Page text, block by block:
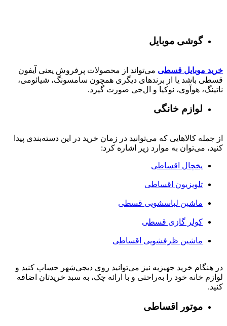
گوشی موبایل
خرید موبایل قسطی می‌تواند از محصولات پرفروش یعنی آیفون
قسطی باشد یا از برندهای دیگری همچون سامسونگ، شیائومی،
ناتینگ، هوآوی، نوکیا و ال‌جی صورت گیرد.
لوازم خانگی
از جمله کالاهایی که می‌توانید در زمان خرید در این دسته‌بندی پیدا
کنید، می‌توان به موارد زیر اشاره کرد:
یخچال اقساطی
تلویزیون اقساطی
ماشین لباسشویی قسطی
کولر گازی قسطی
ماشین ظرفشویی اقساطی
در هنگام خرید جهیزیه نیز می‌توانید روی دیجی‌شهر حساب کنید و
لوازم خانه خود را به‌راحتی و با ارائه چک، به سبد خریدتان اضافه
کنید.
موتور اقساطی